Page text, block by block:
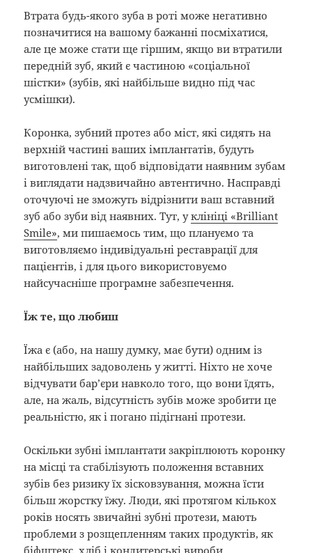
Втрата будь-якого зуба в роті може негативно
позначитися на вашому бажанні посміхатися,
але це може стати ще гіршим, якщо ви втратили
передній зуб, який є частиною «соціальної
шістки» (зубів, які найбільше видно під час
усмішки).
Коронка, зубний протез або міст, які сидять на
верхній частині ваших імплантатів, будуть
виготовлені так, щоб відповідати наявним зубам
і виглядати надзвичайно автентично. Насправді
оточуючі не зможуть відрізнити ваш вставний
зуб або зуби від наявних. Тут, уклініці «Brilliant
Smile», ми пишаємось тим, що плануємо та
виготовляємо індивідуальні реставрації для
пацієнтів, і для цього використовуємо
найсучасніше програмне забезпечення.
Їж те, що любиш
Їжа є (або, на нашу думку, має бути) одним із
найбільших задоволень у житті. Ніхто не хоче
відчувати бар’єри навколо того, що вони їдять,
але, на жаль, відсутність зубів може зробити це
реальністю, як і погано підігнані протези.
Оскільки зубні імплантати закріплюють коронку
на місці та стабілізують положення вставних
зубів без ризику їх зісковзування, можна їсти
більш жорстку їжу. Люди, які протягом кількох
років носять звичайні зубні протези, мають
проблеми з розщепленням таких продуктів, як